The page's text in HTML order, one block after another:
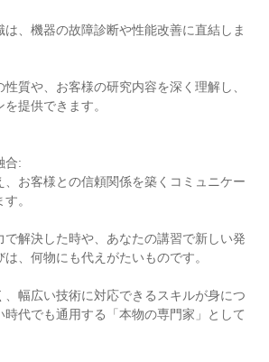
は、機器の故障診断や性能改善に直結しま
質や、お客様の研究内容を深く理解し、
提供できます。
合:
お客様との信頼関係を築くコミュニケー
。
解決した時や、あなたの講習で新しい発
、何物にも代えがたいものです。
幅広い技術に対応できるスキルが身につ
時代でも通用する「本物の専門家」として